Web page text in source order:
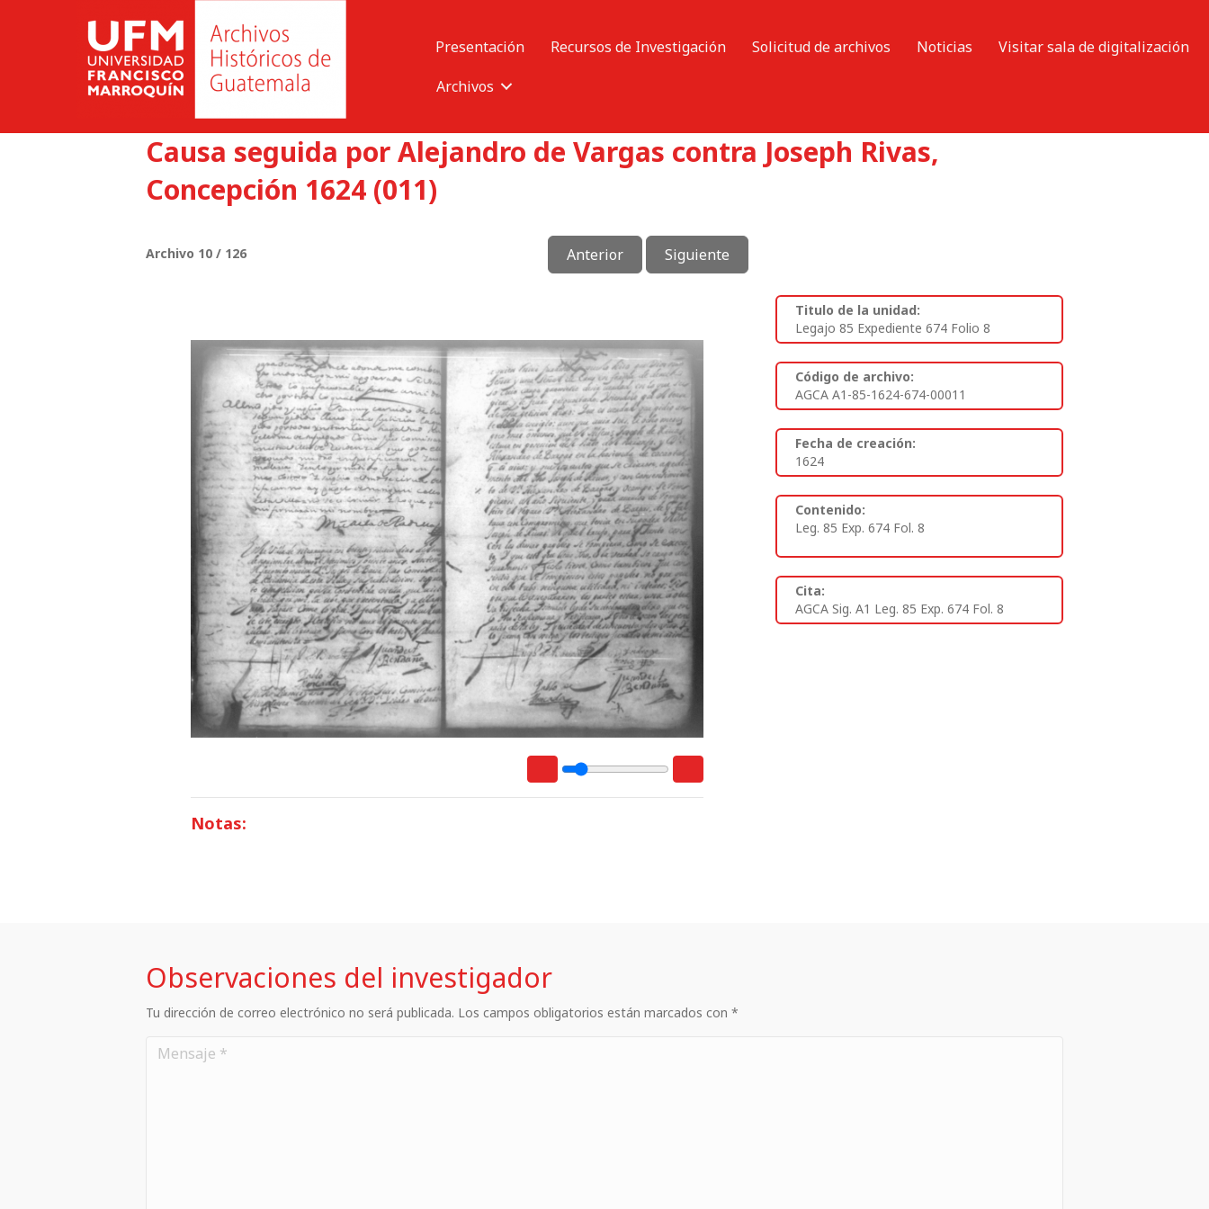
Presentación Recursos de Investigación Solicitud de archivos Noticias
Visitar sala de digitalización
Archivos
Causa seguida por Alejandro de Vargas contra Joseph Rivas,
Concepción 1624 (011)
Archivo 10 / 126 Anterior Siguiente
Notas:
Titulo de la unidad:
Legajo 85 Expediente 674 Folio 8
Código de archivo:
AGCA A1-85-1624-674-00011
Fecha de creación:
1624
Contenido:
Leg. 85 Exp. 674 Fol. 8
Cita:
AGCA Sig. A1 Leg. 85 Exp. 674 Fol. 8
Observaciones del investigador
Tu dirección de correo electrónico no será publicada. Los campos obligatorios están marcados con *